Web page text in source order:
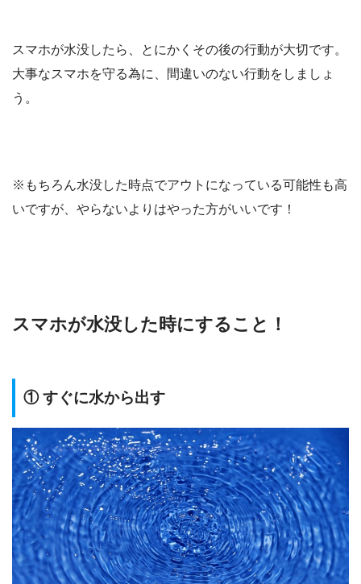
スマホが水没したら、とにかくその後の行動が大切です。
大事なスマホを守る為に、間違いのない行動をしましょ
う。
※もちろん水没した時点でアウトになっている可能性も高
いですが、やらないよりはやった方がいいです！
スマホが水没した時にすること！
① すぐに水から出す